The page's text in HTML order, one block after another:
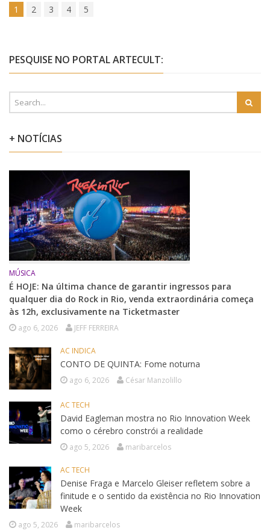
1 2 3 4 5
PESQUISE NO PORTAL ARTECULT:
+ NOTÍCIAS
MÚSICA
É HOJE: Na última chance de garantir ingressos para
qualquer dia do Rock in Rio, venda extraordinária começa
às 12h, exclusivamente na Ticketmaster
ago 6, 2026 JEFF FERREIRA
AC INDICA
CONTO DE QUINTA: Fome noturna
ago 6, 2026 César Manzolillo
AC TECH
David Eagleman mostra no Rio Innovation Week
como o cérebro constrói a realidade
ago 5, 2026 maribarcelos
AC TECH
Denise Fraga e Marcelo Gleiser refletem sobre a
finitude e o sentido da existência no Rio Innovation
Week
ago 5, 2026 maribarcelos